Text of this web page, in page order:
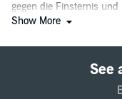
gegen die Finsternis
ankämpft.
Zur Untersuchung des
Johannes Niehaus dem
Sein neuer Chef ist im
Ermittlungsarbeit
Show More
See